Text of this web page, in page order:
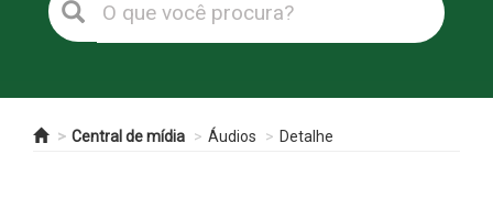
Central de mídia Áudios Detalhe